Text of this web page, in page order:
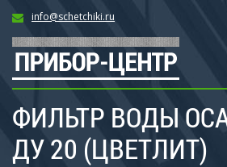
info@schetchiki.ru
ФИЛЬТР ВОДЫ
ДУ 20 (ЦВЕТЛИТ)